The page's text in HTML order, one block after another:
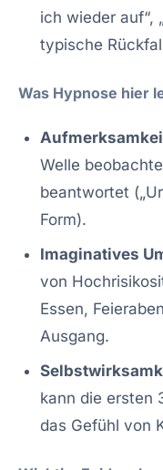
ich wieder auf“,
typische
Was Hypnose hier
Welle
beantwortet
Form).
Imaginatives
von
Essen,
Ausgang.
kann die ersten
das Gefühl von